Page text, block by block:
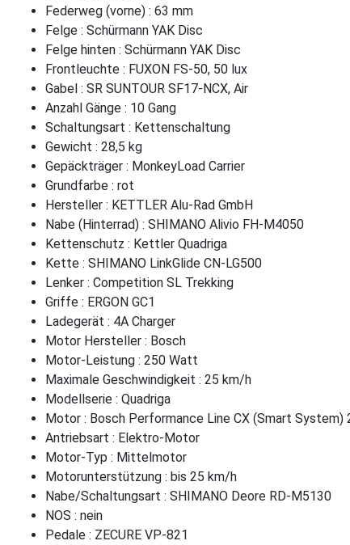
Federweg (vorne) : 63 mm
Felge : Schürmann YAK Disc
Felge hinten : Schürmann YAK Disc
Frontleuchte : FUXON FS-50, 50 lux
Gabel : SR SUNTOUR SF17-NCX, Air
Anzahl Gänge : 10 Gang
Schaltungsart : Kettenschaltung
Gewicht : 28,5 kg
Gepäckträger : MonkeyLoad Carrier
Grundfarbe : rot
Hersteller : KETTLER Alu-Rad GmbH
Nabe (Hinterrad) : SHIMANO Alivio FH-M4050
Kettenschutz : Kettler Quadriga
Kette : SHIMANO LinkGlide CN-LG500
Lenker : Competition SL Trekking
Griffe : ERGON GC1
Ladegerät : 4A Charger
Motor Hersteller : Bosch
Motor-Leistung : 250 Watt
Maximale Geschwindigkeit : 25 km/h
Modellserie : Quadriga
Motor : Bosch Performance Line CX (Smart System)
Antriebsart : Elektro-Motor
Motor-Typ : Mittelmotor
Motorunterstützung : bis 25 km/h
Nabe/Schaltungsart : SHIMANO Deore RD-M5130
NOS : nein
Pedale : ZECURE VP-821